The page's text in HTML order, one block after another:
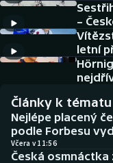
DALŠÍ SPORTY
Americký fotbal
Baseball a softbal
Basketbal
Biatlon
NEPŘEHLÉDNĚTE
Historické návraty
Aplikace ČT sport
–
letní
Články k tématu
Nejlépe placený
podle Forbesu
Včera v 11:56
Česká